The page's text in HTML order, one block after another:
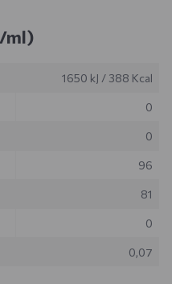
ml)
1650 kJ / 388 Kcal
0
0
96
81
0
0,07